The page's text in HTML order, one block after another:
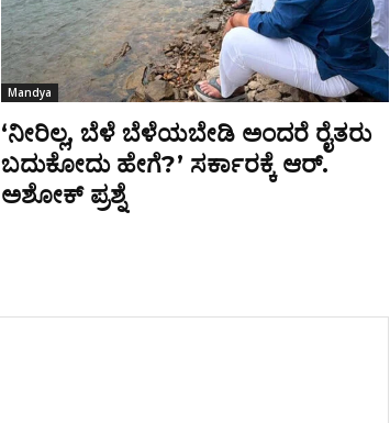
Mandya
‘ನೀರಿಲ್ಲ, ಬೆಳೆ ಬೆಳೆಯಬೇಡಿ ಅಂದರೆ ರೈತರು
ಬದುಕೋದು ಹೇಗೆ?’ ಸರ್ಕಾರಕ್ಕೆ ಆರ್.
ಅಶೋಕ್ ಪ್ರಶ್ನೆ